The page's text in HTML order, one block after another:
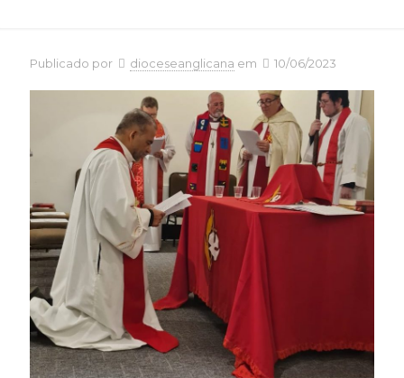
Publicado por dioceseanglicana em 10/06/2023